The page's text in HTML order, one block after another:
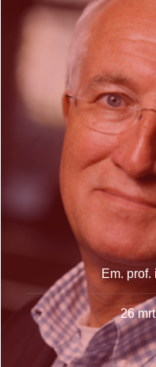
Em. prof.
26